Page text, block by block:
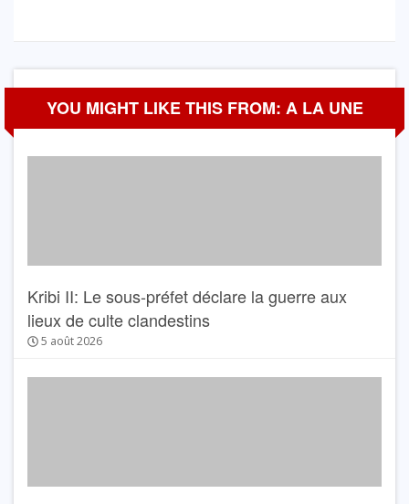
YOU MIGHT LIKE THIS FROM: A LA UNE
Kribi II: Le sous-préfet déclare la guerre aux
lieux de culte clandestins
5 août 2026